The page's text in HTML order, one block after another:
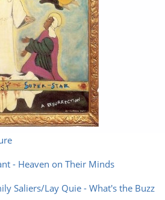
- Heaven on Their Minds
Saliers/Lay Quie - What's the Buzz